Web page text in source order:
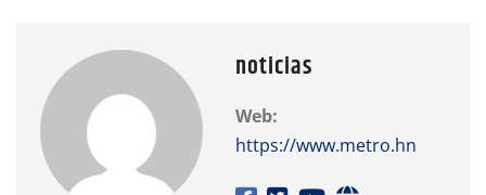
noticias
Web:
https://www.metro.hn